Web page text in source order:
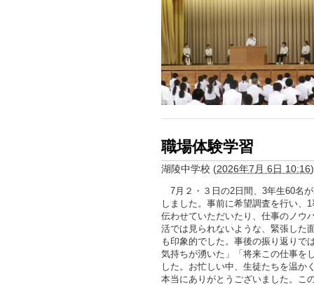
職場体験学習
湖陵中学校 (2026年7月 6日 10:16)
7月２・３日の2日間、3年生60名
しました。事前に希望調査を行い、
伝わせていただいたり、仕事のノウ
活では見られないような、緊張した
も印象的でした。事後の振り返りで
気持ちが湧いた」「将来この仕事を
した。お忙しい中、生徒たちを温か
本当にありがとうございました。こ